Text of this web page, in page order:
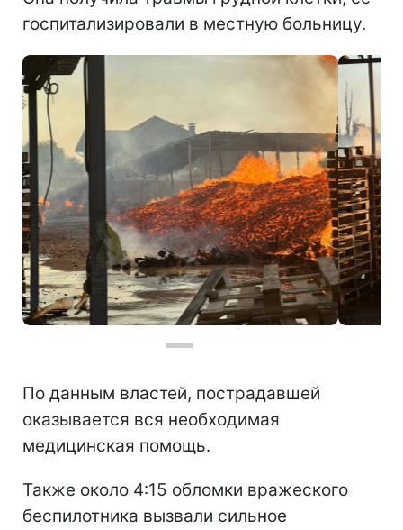
госпитализировали в местную больницу.
По данным властей, пострадавшей
оказывается вся необходимая
медицинская помощь.
Также около 4:15 обломки вражеского
беспилотника вызвали сильное